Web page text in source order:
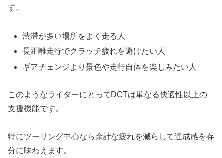
す。
渋滞が多い場所をよく走る人
長距離走行でクラッチ疲れを避けたい人
ギアチェンジより景色や走行自体を楽しみたい人
このようなライダーにとってDCTは単なる快適性以上の
支援機能です。
特にツーリング中心なら余計な疲れを減らして達成感を存
分に味わえます。